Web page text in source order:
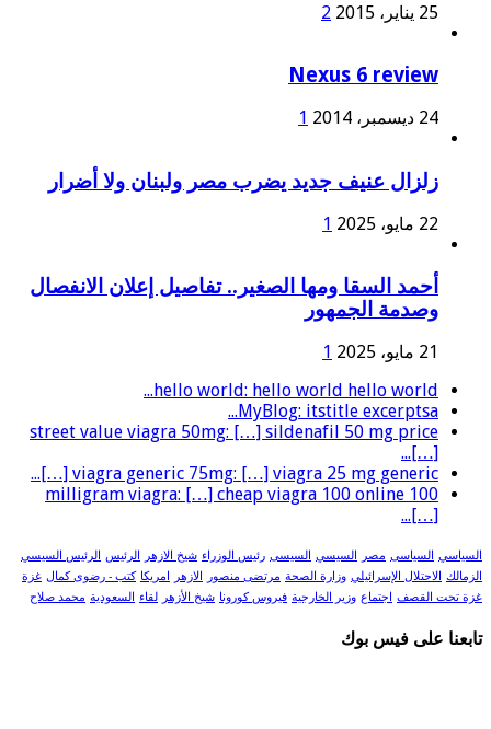
25 يناير، 2015 2
Nexus 6 review
24 ديسمبر، 2014 1
زلزال عنيف جديد يضرب مصر ولبنان ولا أضرار
22 مايو، 2025 1
أحمد السقا ومها الصغير.. تفاصيل إعلان الانفصال
وصدمة الجمهور
21 مايو، 2025
1
hello world: hello world hello world...
MyBlog: itstitle excerptsa...
street value viagra 50mg: […] sildenafil 50 mg price
[…]...
viagra generic 75mg: […] viagra 25 mg generic […]...
100 milligram viagra: […] cheap viagra 100 online
[…]...
السياسي السياسى مصر السيسي السيسى رئيس الوزراء شيخ الازهر الرئيس الرئيس السيسي
الزمالك الاحتلال الإسرائيلي وزارة الصحة مرتضى منصور الازهر امريكا كتب - رضوى كمال غزة
غزة تحت القصف اجتماع وزير الخارجية فيروس كورونا شيخ الأزهر لقاء السعودية محمد صلاح
تابعنا على فيس بوك